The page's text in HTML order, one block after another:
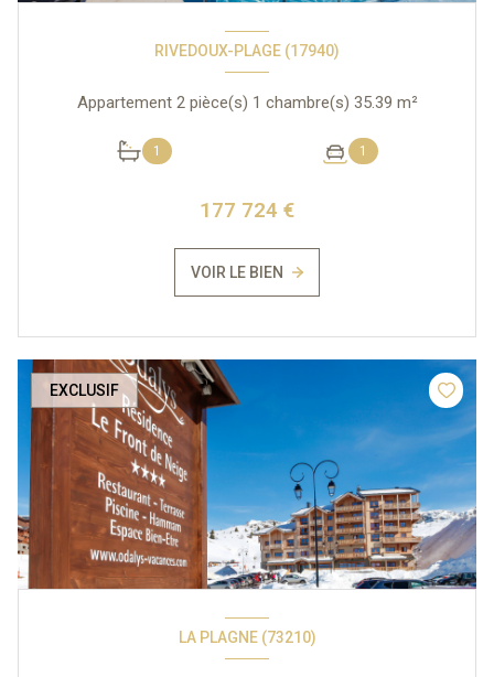
RIVEDOUX-PLAGE (17940)
Appartement 2 pièce(s) 1 chambre(s) 35.39 m²
1 1
177 724 €
VOIR LE BIEN
EXCLUSIF
LA PLAGNE (73210)